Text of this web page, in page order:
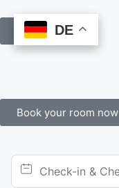
Book Online
Book your room now
DE
DE